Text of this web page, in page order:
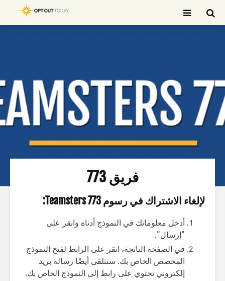
فريق 773
لإلغاء الاشتراك في رسوم Teamsters 773:
أدخل معلوماتك في النموذج أدناه وانقر على
"إرسال".
في الصفحة الناتجة، انقر على الرابط لفتح النموذج
المخصص الخاص بك. ستتلقى أيضًا رسالة بريد
إلكتروني تحتوي على رابط إلى النموذج الخاص بك.